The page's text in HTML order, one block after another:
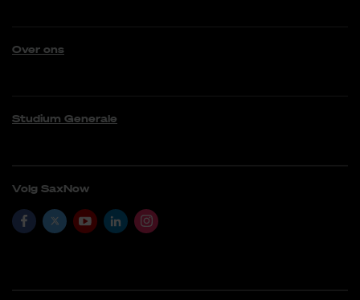
Over ons
Studium Generale
Volg SaxNow